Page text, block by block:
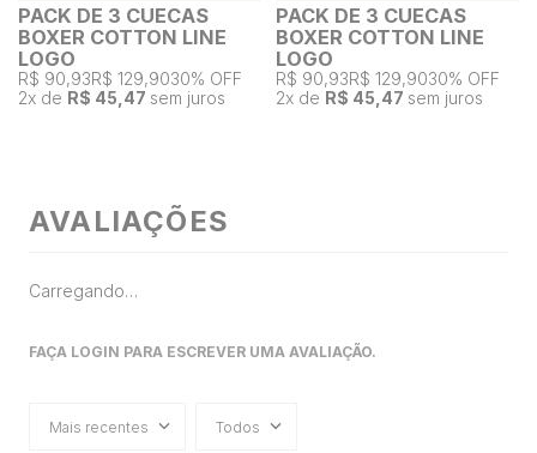
PACK DE 3 CUECAS
BOXER COTTON LINE
LOGO
R$ 90,93R$ 129,9030% OFF
2x de R$ 45,47 sem juros
PACK DE 3 CUECAS
BOXER COTTON LINE
LOGO
R$ 90,93R$ 129,9030% OFF
2x de R$ 45,47 sem juros
AVALIAÇÕES
Carregando…
FAÇA LOGIN PARA ESCREVER UMA AVALIAÇÃO.
Mais recentes Todos